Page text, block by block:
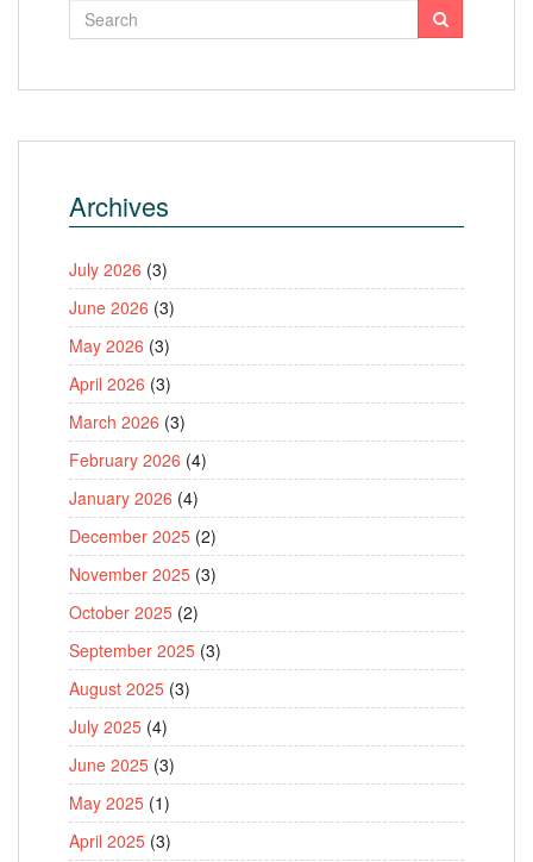
Archives
July 2026 (3)
June 2026 (3)
May 2026 (3)
April 2026 (3)
March 2026 (3)
February 2026 (4)
January 2026 (4)
December 2025 (2)
November 2025 (3)
October 2025 (2)
September 2025 (3)
August 2025 (3)
July 2025 (4)
June 2025 (3)
May 2025 (1)
April 2025 (3)